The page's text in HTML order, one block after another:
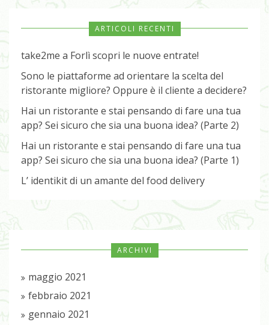
ARTICOLI RECENTI
take2me a Forlì scopri le nuove entrate!
Sono le piattaforme ad orientare la scelta del
ristorante migliore? Oppure è il cliente a decidere?
Hai un ristorante e stai pensando di fare una tua
app? Sei sicuro che sia una buona idea? (Parte 2)
Hai un ristorante e stai pensando di fare una tua
app? Sei sicuro che sia una buona idea? (Parte 1)
L’ identikit di un amante del food delivery
ARCHIVI
maggio 2021
febbraio 2021
gennaio 2021